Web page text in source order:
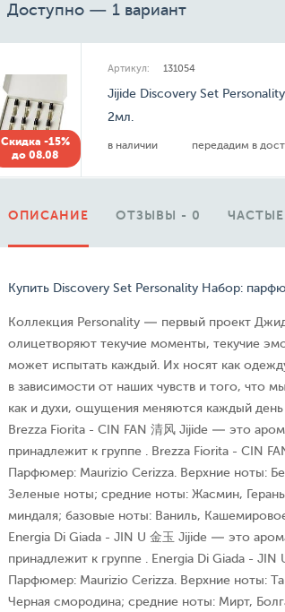
Доступно — 1 вариант
Скидка -15%
до 08.08
Артикул: 131054
Jijide Discovery Set
2мл.
в наличии передадим в
ОПИСАНИЕ ОТЗЫВЫ - 0
Купить Discovery Set Personality Набор:
Коллекция Personality — первый проект
олицетворяют текучие моменты, текучие
может испытать каждый. Их носят как
в зависимости от наших чувств и того, что
как и духи, ощущения меняются каждый
Brezza Fiorita - CIN FAN 清⻛ Jijide — это
принадлежит к группе . Brezza Fiorita - CIN
Парфюмер: Maurizio Cerizza. Верхние ноты:
Зеленые ноты; средние ноты: Жасмин,
миндаля; базовые ноты: Ваниль,
Energia Di Giada - JIN U 金玉 Jijide — это
принадлежит к группе . Energia Di Giada - JIN
Парфюмер: Maurizio Cerizza. Верхние ноты:
Черная смородина; средние ноты: Мирт,